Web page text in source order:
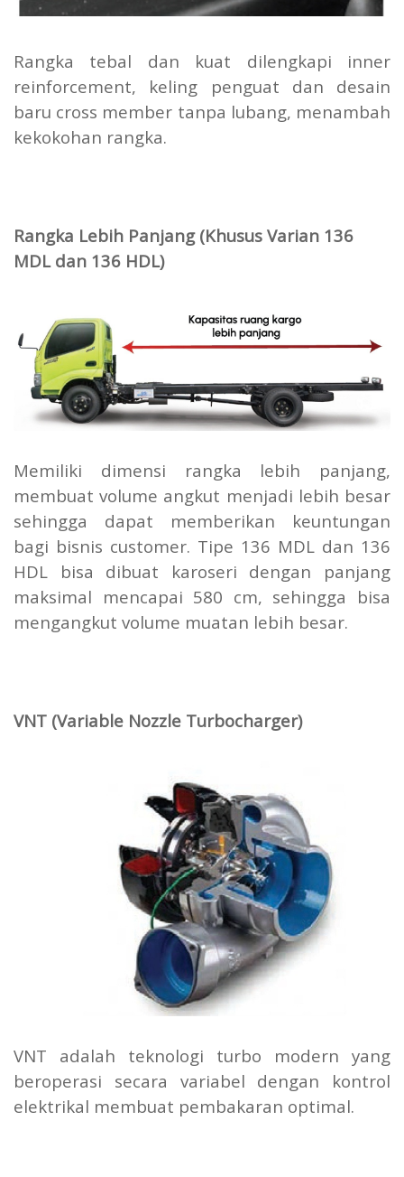
Rangka tebal dan kuat dilengkapi inner
reinforcement, keling penguat dan desain
baru cross member tanpa lubang, menambah
kekokohan rangka.
Rangka Lebih Panjang (Khusus Varian 136
MDL dan 136 HDL)
Memiliki dimensi rangka lebih panjang,
membuat volume angkut menjadi lebih besar
sehingga dapat memberikan keuntungan
bagi bisnis customer. Tipe 136 MDL dan 136
HDL bisa dibuat karoseri dengan panjang
maksimal mencapai 580 cm, sehingga bisa
mengangkut volume muatan lebih besar.
VNT (Variable Nozzle Turbocharger)
VNT adalah teknologi turbo modern yang
beroperasi secara variabel dengan kontrol
elektrikal membuat pembakaran optimal.